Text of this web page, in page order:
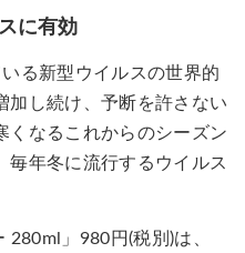
に有効
る新型ウイルスの世界的
加し続け、予断を許さない
くなるこれからのシーズン
毎年冬に流行するウイルス
」980円(税別)は、